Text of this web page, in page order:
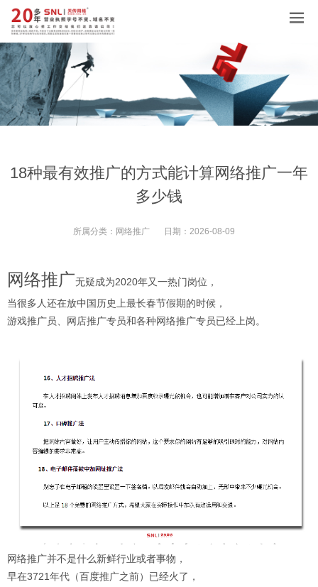
18种最有效推广的方式能计算网络推广一年
多少钱
所属分类： 网络推广 日期： 2026-08-09
网络推广无疑成为2020年又一热门岗位，
当很多人还在放中国历史上最长春节假期的时候，
游戏推广员、网店推广专员和各种网络推广专员已经上岗。
网络推广并不是什么新鲜行业或者事物，
早在3721年代（百度推广之前）已经火了，